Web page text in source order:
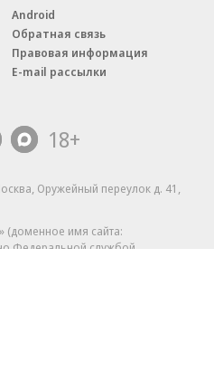
Android
Обратная связь
Правовая информация
E-mail рассылки
18+
Оружейный переулок д. 41,
(доменное имя сайта:
Федеральной службой